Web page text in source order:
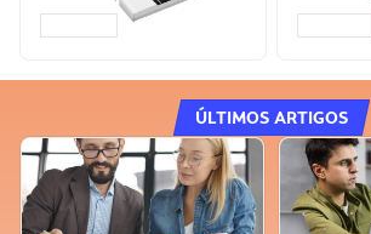
ÚLTIMOS ARTIGOS